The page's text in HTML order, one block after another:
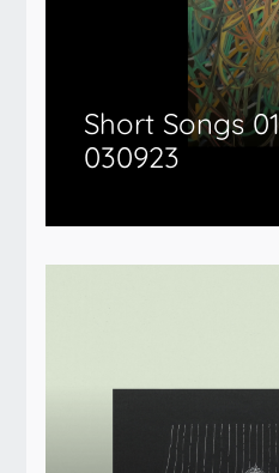
Short Songs
030923